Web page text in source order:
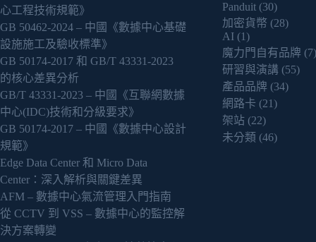
心工程技術規範》
GB 50462-2024 – 中國《數據中心基礎
設施施工及驗收標準》
GB 50174-2017 和 GB/T 43331-2023
的核心差異分析
GB/T 43331-2023 – 中國《互聯網數據
中心(IDC)技術和分級要求》
GB 50174-2017 – 中國《數據中心設計
規範》
Edge Data Center 和 Micro Data
Center：深入解析與關鍵差異
AFM – 數據中心氣流管理入門指南
從 CCTV 到 VSS – 數據中心的監控解
決方案轉變
Panduit(30)
加密貨幣 (28)
AI(1)
魔力門自有品牌(7)
研習與演講(55)
產品品牌(34)
網路卡 (21)
架站(22)
未分類 (46)